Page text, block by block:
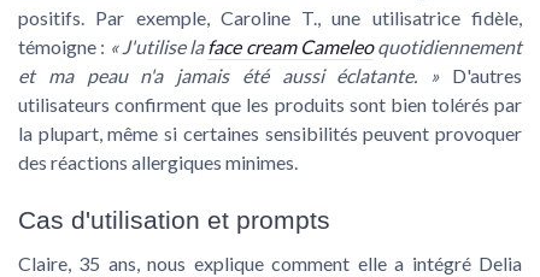
positifs. Par exemple, Caroline T., une utilisatrice fidèle,
témoigne : « J'utilise la face cream Cameleoquotidiennement
et ma peau n'a jamais été aussi éclatante. »D'autres
utilisateurs confirment que les produits sont bien tolérés par
la plupart, même si certaines sensibilités peuvent provoquer
des réactions allergiques minimes.
Cas d'utilisation et prompts
Claire, 35 ans, nous explique comment elle a intégré Delia